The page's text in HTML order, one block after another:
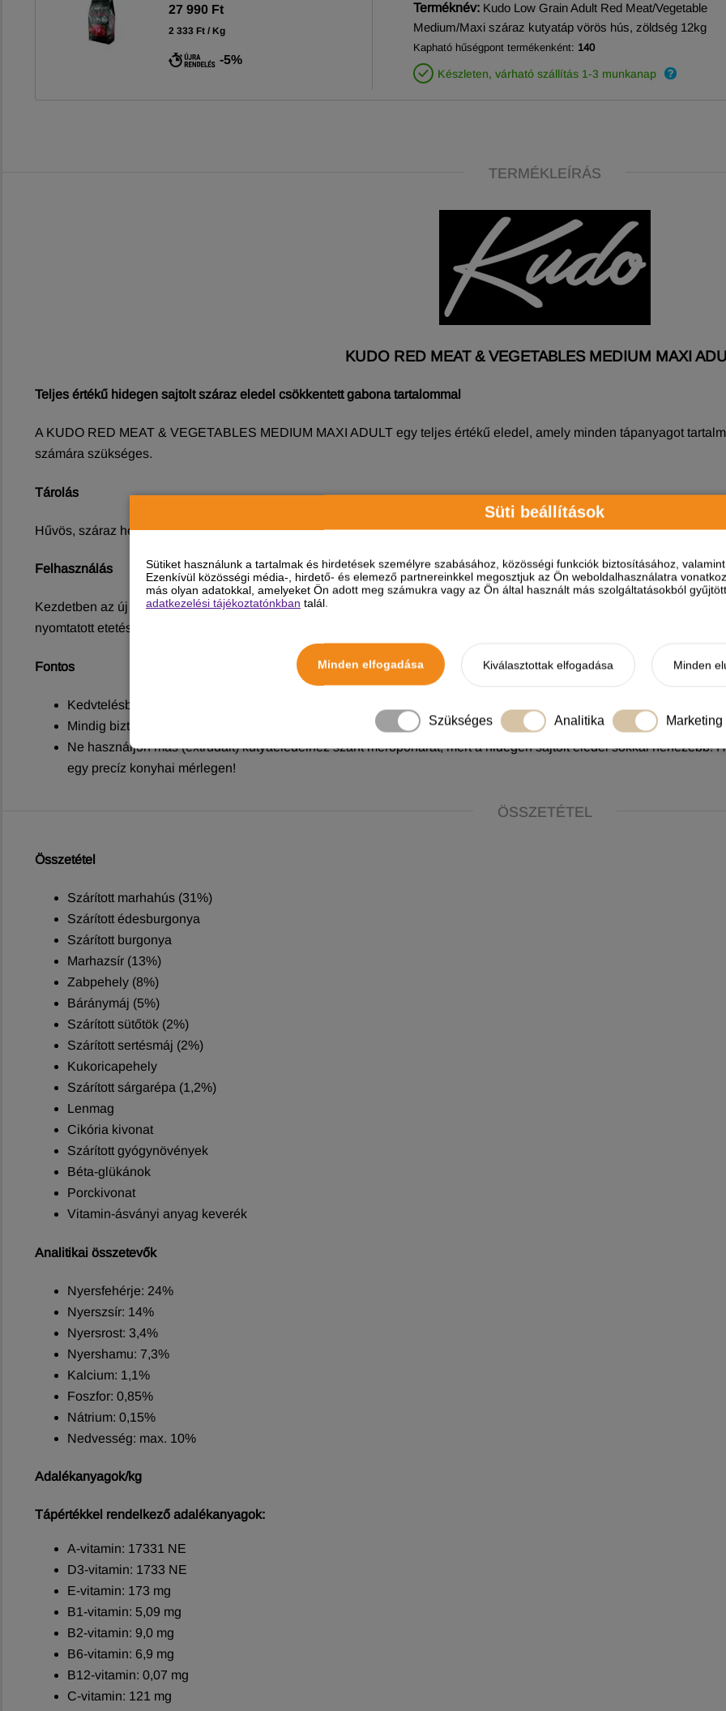
Süti beállítások
Sütiket használunk a tartalmak és hirdetések személyre szabásához, közösségi funkciók biztosításához,
Ezenkívül közösségi média-, hirdető- és elemező partnereinkkel megosztjuk az Ön weboldalhasználatra
más olyan adatokkal, amelyeket Ön adott meg számukra vagy az Ön által használt más szolgáltatásokból
adatkezelési tájékoztatónkban talál.
Minden elfogadása Kiválasztottak elfogadása Minden
Szükséges Analitika Marketing
27 990 Ft
2 333 Ft / Kg
-5%
Terméknév: Kudo Low Grain Adult Red Meat/Vegetable
Medium/Maxi száraz kutyatáp vörös hús, zöldség 12kg
Kapható hűségpont termékenként: 140
Készleten, várható szállítás 1-3 munkanap
TERMÉKLEÍRÁS
KUDO RED MEAT & VEGETABLES MEDIUM MAXI
Teljes értékű hidegen sajtolt száraz eledel csökkentett gabona tartalommal
A KUDO RED MEAT & VEGETABLES MEDIUM MAXI ADULT egy teljes értékű eledel, amely minden tápanyagot
számára szükséges.
Tárolás
Hűvös, száraz helyen, közvetlen napfénytől védve tárolandó.
Felhasználás
Kezdetben az új Kudo eledel 50%-át keverje össze kedvence korábbi eledelének 50%-ával (4 napig). A bevezetési
nyomtatott etetési táblázatban meghatározott napi mennyiség szerint, a kutya súlyának megfelelően.
Fontos
Kedvtelésből tartott állatok etetésére szolgáló termék.
Mindig biztosítson friss, tiszta ivóvizet kedvence részére!
Ne használjon más (extrudált) kutyaeledelhez szánt mérőpoharat, mert a hidegen sajtolt eledel sokkal nehezebb!
egy precíz konyhai mérlegen!
ÖSSZETÉTEL
Összetétel
Szárított marhahús (31%)
Szárított édesburgonya
Szárított burgonya
Marhazsír (13%)
Zabpehely (8%)
Báránymáj (5%)
Szárított sütőtök (2%)
Szárított sertésmáj (2%)
Kukoricapehely
Szárított sárgarépa (1,2%)
Lenmag
Cikória kivonat
Szárított gyógynövények
Béta-glükánok
Porckivonat
Vitamin-ásványi anyag keverék
Analitikai összetevők
Nyersfehérje: 24%
Nyerszsír: 14%
Nyersrost: 3,4%
Nyershamu: 7,3%
Kalcium: 1,1%
Foszfor: 0,85%
Nátrium: 0,15%
Nedvesség: max. 10%
Adalékanyagok/kg
Tápértékkel rendelkező adalékanyagok:
A-vitamin: 17331 NE
D3-vitamin: 1733 NE
E-vitamin: 173 mg
B1-vitamin: 5,09 mg
B2-vitamin: 9,0 mg
B6-vitamin: 6,9 mg
B12-vitamin: 0,07 mg
C-vitamin: 121 mg